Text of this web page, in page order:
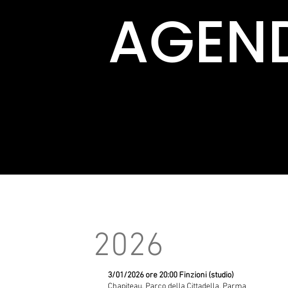
2026
3/01/2026 ore 20:00 Finzioni (studio)